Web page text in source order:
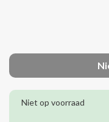
Niet op voorraad